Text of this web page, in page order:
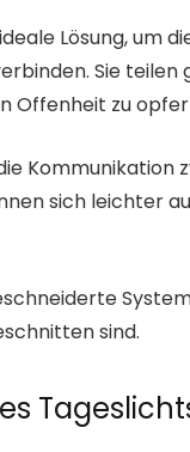
Lösung, um
Sie
Offenheit zu
Kommunikation
sich leichter
sind.